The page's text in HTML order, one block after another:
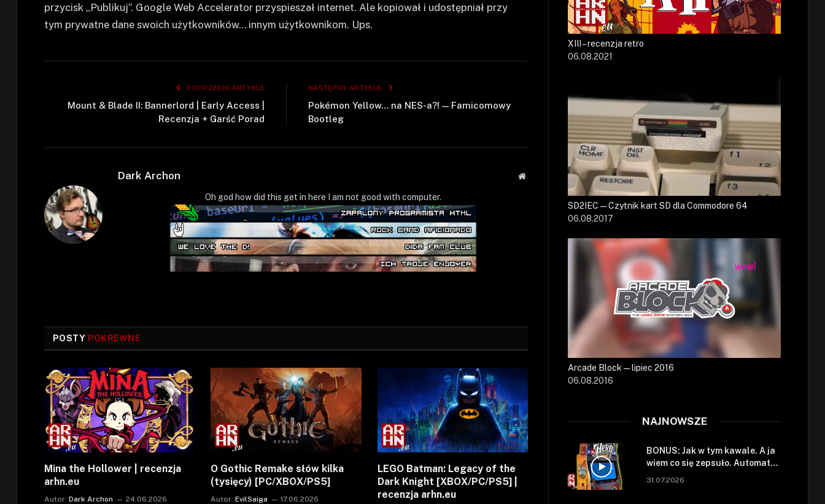
przycisk „Publikuj”. Google Web Accelerator przyspieszał internet. Ale kopiował i udostępniał przy
tym prywatne dane swoich użytkowników… innym użytkownikom. Ups.
POPRZEDNI ARTYKUŁ
Mount & Blade II: Bannerlord | Early Access |
Recenzja + Garść Porad
NASTĘPNY ARTYKUŁ
Pokémon Yellow… na NES-a?! — Famicomowy
Bootleg
Dark Archon
Strona
Oh god how did this get in here I am not good with computer.
POSTY POKREWNE
Mina the Hollower | recenzja
arhn.eu
Autor: Dark Archon 24.06.2026
O Gothic Remake słów kilka
(tysięcy) [PC/XBOX/PS5]
Autor: EvilSaiga 17.06.2026
LEGO Batman: Legacy of the
Dark Knight [XBOX/PC/PS5] |
recenzja arhn.eu
XIII – recenzja retro
06.08.2021
SD2IEC — Czytnik kart SD dla Commodore 64
06.08.2017
Arcade Block — lipiec 2016
06.08.2016
NAJNOWSZE
BONUS: Jak w tym kawale. A ja
wiem co się zepsuło. Automat
się zepsuł.
31.07.2026